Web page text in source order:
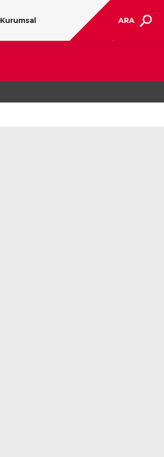
Kurumsal ARA